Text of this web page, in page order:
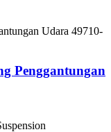
Penggantungan